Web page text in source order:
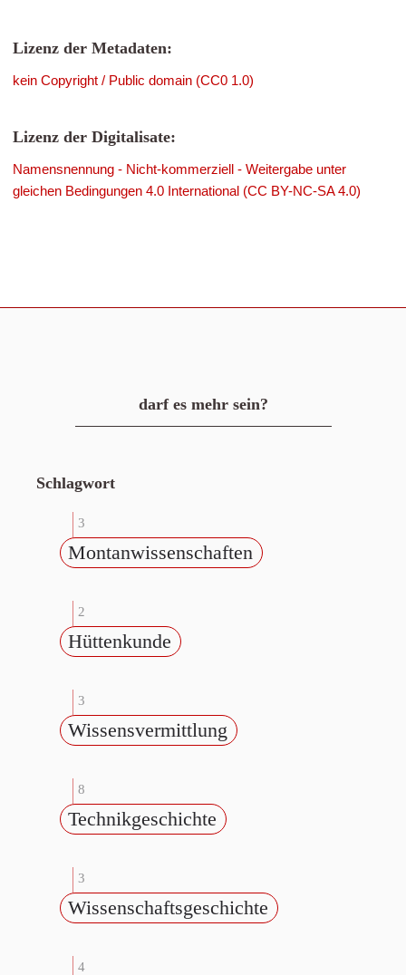
Lizenz der Metadaten:
kein Copyright / Public domain (CC0 1.0)
Lizenz der Digitalisate:
Namensnennung - Nicht-kommerziell - Weitergabe unter
gleichen Bedingungen 4.0 International (CC BY-NC-SA 4.0)
darf es mehr sein?
Schlagwort
3
Montanwissenschaften
2
Hüttenkunde
3
Wissensvermittlung
8
Technikgeschichte
3
Wissenschaftsgeschichte
4